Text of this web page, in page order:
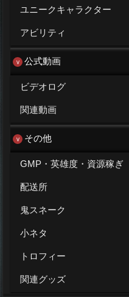
ユニークキャラクター
アビリティ
公式動画
ビデオログ
関連動画
その他
GMP・英雄度・資源稼ぎ
配送所
鬼スネーク
小ネタ
トロフィー
関連グッズ